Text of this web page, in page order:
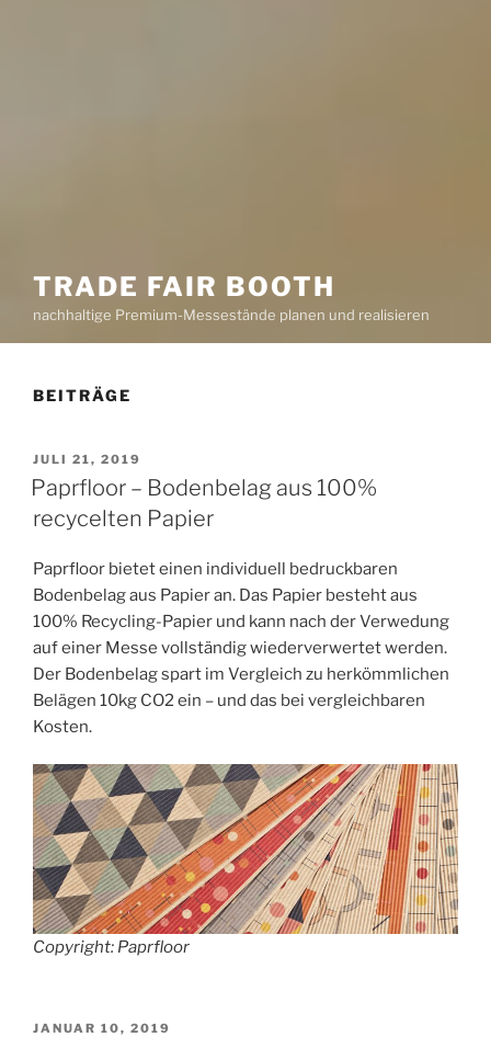
TRADE FAIR BOOTH
nachhaltige Premium-Messestände planen und realisieren
BEITRÄGE
VERÖFFENTLICHT
AM
JULI 21, 2019
Paprfloor – Bodenbelag aus 100%
recycelten Papier
Paprfloor bietet einen individuell bedruckbaren
Bodenbelag aus Papier an. Das Papier besteht aus
100% Recycling-Papier und kann nach der Verwedung
auf einer Messe vollständig wiederverwertet werden.
Der Bodenbelag spart im Vergleich zu herkömmlichen
Belägen 10kg CO2 ein – und das bei vergleichbaren
Kosten.
Copyright: Paprfloor
VERÖFFENTLICHT
JANUAR 10, 2019